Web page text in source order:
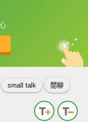
字典喔！
中
英
small talk 閒聊